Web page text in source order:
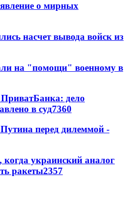
о мирных
насчет вывода войск из
на "помощи" военному в
ПриватБанка: дело
в суд7360
перед дилеммой -
украинский аналог
ракеты2357